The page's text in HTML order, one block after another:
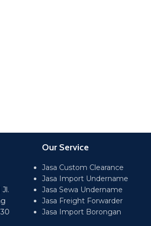
Our Service
Jasa Custom Clearance
Jasa Import Undername
Jasa Sewa Undername
Jasa Freight Forwarder
Jasa Import Borongan